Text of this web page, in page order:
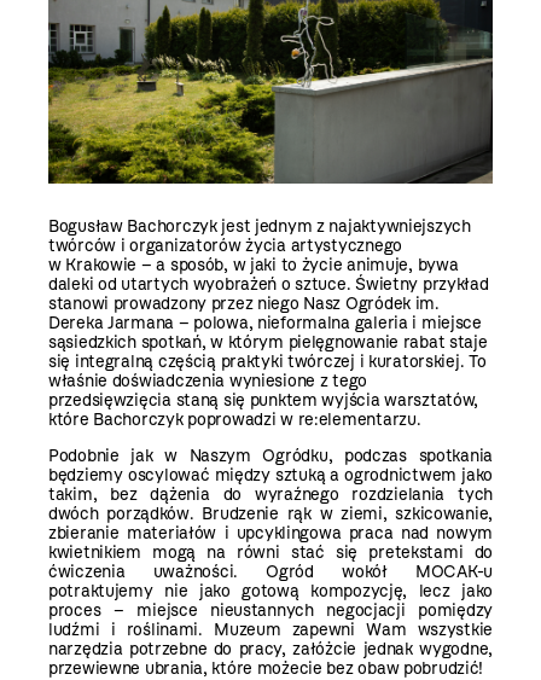
Bogusław Bachorczyk jest jednym z najaktywniejszych
twórców i organizatorów życia artystycznego
w Krakowie – a sposób, w jaki to życie animuje, bywa
daleki od utartych wyobrażeń o sztuce. Świetny przykład
stanowi prowadzony przez niego Nasz Ogródek im.
Dereka Jarmana – polowa, nieformalna galeria i miejsce
sąsiedzkich spotkań, w którym pielęgnowanie rabat staje
się integralną częścią praktyki twórczej i kuratorskiej. To
właśnie doświadczenia wyniesione z tego
przedsięwzięcia staną się punktem wyjścia warsztatów,
które Bachorczyk poprowadzi w re:elementarzu.
Podobnie jak w Naszym Ogródku, podczas spotkania
będziemy oscylować między sztuką a ogrodnictwem jako
takim, bez dążenia do wyraźnego rozdzielania tych
dwóch porządków. Brudzenie rąk w ziemi, szkicowanie,
zbieranie materiałów i upcyklingowa praca nad nowym
kwietnikiem mogą na równi stać się pretekstami do
ćwiczenia uważności. Ogród wokół MOCAK-u
potraktujemy nie jako gotową kompozycję, lecz jako
proces – miejsce nieustannych negocjacji pomiędzy
ludźmi i roślinami. Muzeum zapewni Wam wszystkie
narzędzia potrzebne do pracy, załóżcie jednak wygodne,
przewiewne ubrania, które możecie bez obaw pobrudzić!